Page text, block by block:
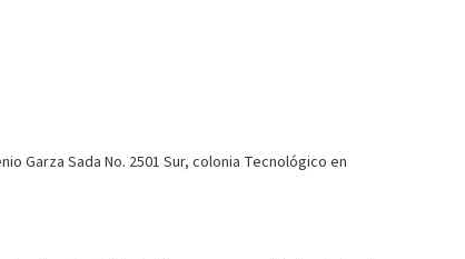
Garza Sada No. 2501 Sur, colonia Tecnológico en